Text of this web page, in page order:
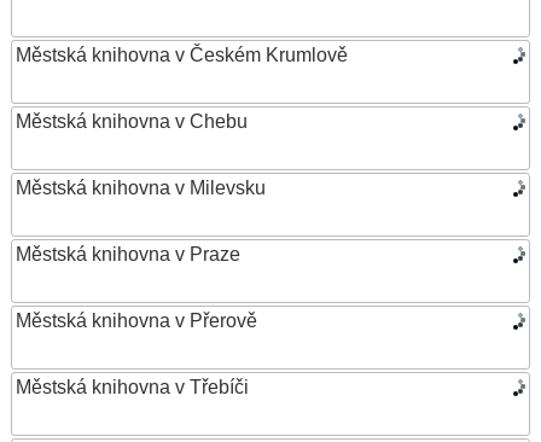
Městská knihovna v Českém Krumlově
Městská knihovna v Chebu
Městská knihovna v Milevsku
Městská knihovna v Praze
Městská knihovna v Přerově
Městská knihovna v Třebíči